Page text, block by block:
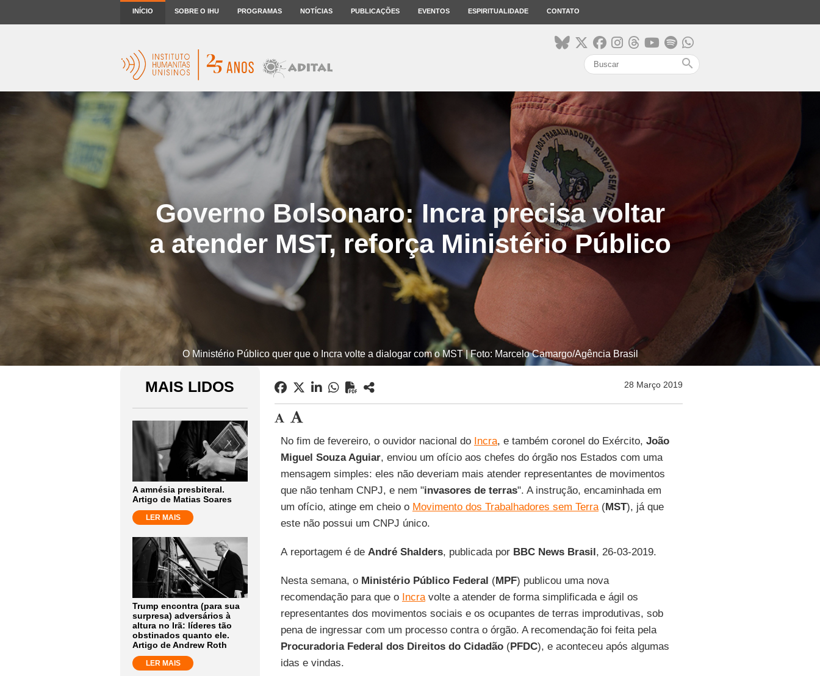
INÍCIO SOBRE O IHU PROGRAMAS NOTÍCIAS PUBLICAÇÕES EVENTOS ESPIRITUALIDADE CONTATO
search
Governo Bolsonaro: Incra precisa voltar
a atender MST, reforça Ministério Público
O Ministério Público quer que o Incra volte a dialogar com o MST | Foto: Marcelo Camargo/Agência Brasil
MAIS LIDOS
A amnésia presbiteral.
Artigo de Matias Soares
LER MAIS
Trump encontra (para sua
surpresa) adversários à
altura no Irã: líderes tão
obstinados quanto ele.
Artigo de Andrew Roth
LER MAIS
28 Março 2019
No fim de fevereiro, o ouvidor nacional do Incra, e também coronel do Exército, João
Miguel Souza Aguiar, enviou um ofício aos chefes do órgão nos Estados com uma
mensagem simples: eles não deveriam mais atender representantes de movimentos
que não tenham CNPJ, e nem "invasores de terras". A instrução, encaminhada em
um ofício, atinge em cheio o Movimento dos Trabalhadores sem Terra(MST), já que
este não possui um CNPJ único.
A reportagem é de André Shalders, publicada por BBC News Brasil, 26-03-2019.
Nesta semana, o Ministério Público Federal (MPF) publicou uma nova
recomendação para que o Incravolte a atender de forma simplificada e ágil os
representantes dos movimentos sociais e os ocupantes de terras improdutivas, sob
pena de ingressar com um processo contra o órgão. A recomendação foi feita pela
Procuradoria Federal dos Direitos do Cidadão (PFDC), e aconteceu após algumas
idas e vindas.